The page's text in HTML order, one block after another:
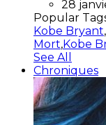
28
Popular
Kobe Bryant,
Mort,Kobe
See All
Chroniques